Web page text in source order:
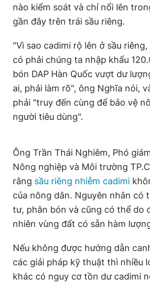
nào kiểm soát và chỉ nổi lên
gần đây trên trái sầu riêng.
"Vì sao cadimi rộ lên ở sầu
có phải chúng ta nhập khẩu
bón DAP Hàn Quốc vượt dư
ai, phải làm rõ", ông Nghĩa nói,
phải "truy đến cùng để bảo vệ
người tiêu dùng".
Ông Trần Thái Nghiêm, Phó
Nông nghiệp và Môi trường
rằng sầu riêng nhiễm cadimi
của nông dân. Nguyên nhân có
tư, phân bón và cũng có thể do
nhiên vùng đất có sẵn hàm
Nếu không được hướng dẫn
các giải pháp kỹ thuật thì nhiều
khác có nguy cơ tồn dư cadimi